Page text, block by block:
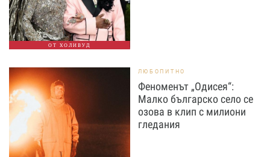
ОТ ХОЛИВУД
ЛЮБОПИТНО
Феноменът „Одисея“:
Малко българско село се
озова в клип с милиони
гледания